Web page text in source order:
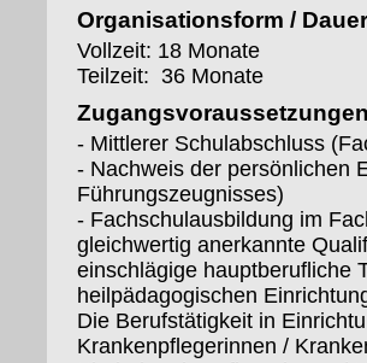
Organisationsform / Dauer
Vollzeit: 18 Monate
Teilzeit: 36 Monate
- Mittlerer Schulabschluss
- Nachweis der persönlichen
Führungszeugnisses)
- Fachschulausbildung im
gleichwertig anerkannte
einschlägige hauptberufliche
heilpädagogischen
Die Berufstätigkeit in
Krankenpflegerinnen /